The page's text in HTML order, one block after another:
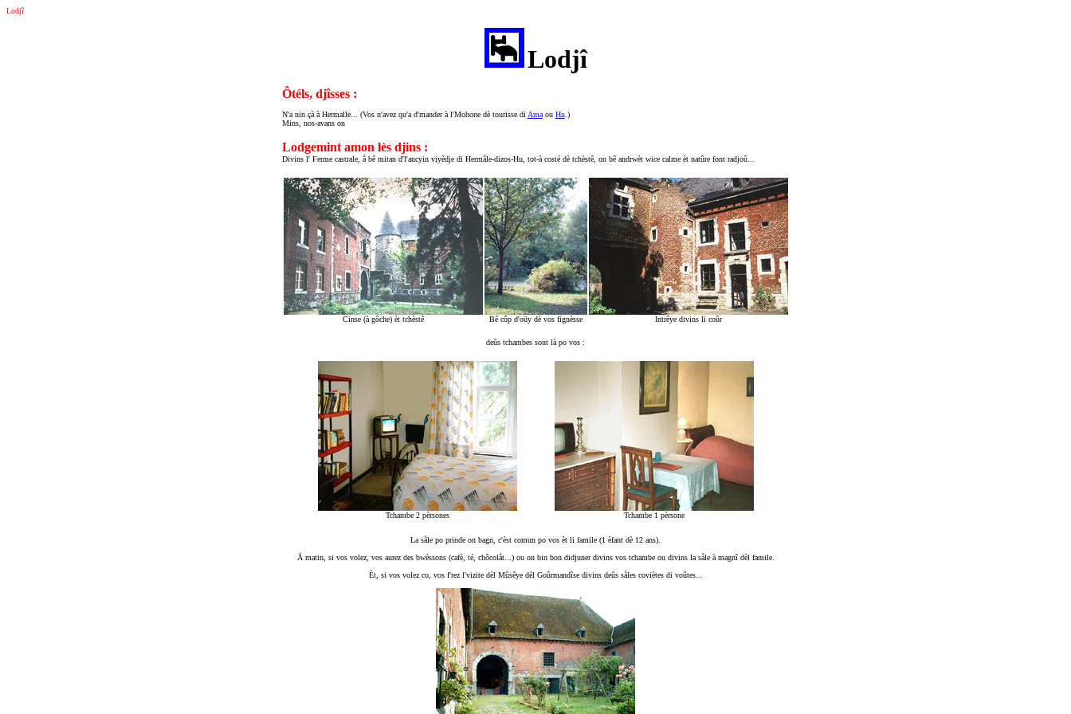
Lodjî
Lodjî
Ôtéls, djîsses :
N'a nin çà à Hermalle... (Vos n'avez qu'a d'mander à l'Mohone dè tourisse di Amaou Hu.)
Mins, nos-avans on
Lodgemint amon lès djins :
Divins l' Ferme castrale, å bê mitan d'l'ancyin viyèdjedi Hermåle-dizos-Hu, tot-à costé dè tchèstê, on bê andrwèt wice calme èt natûre font radjoû...
Cinse (à gôche) èt tchèstê Bê côp d'oüy dè vos fignèsse Intrêye divins li coûr
deûs tchambes sont là po vos :
Tchambe 2 pèrsones Tchambe 1 pèrsone
La såle po prinde on bagn, c'èst comun po vos èt li famile (1 èfant dè 12 ans).
Å matin, si vos volez, vos aurez des bwèssons (cafè, té, chôcolåt...) ou on bin bon didjuner divins vos tchambe ou divins la såle à magnî dèl famile.
Èt, si vos volez co, vos f'rez l'vizite dèl Mûsêye dèl Goûrmandîse divins deûs såles coviètes di voûtes...